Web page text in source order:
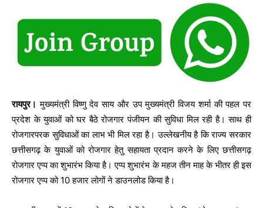
रायपुर। मुख्यमंत्री विष्णु देव साय और उप मुख्यमंत्री विजय शर्मा की पहल पर
प्रदेश के युवाओं को घर बैठे रोजगार पंजीयन की सुविधा मिल रही है। साथ ही
रोजगारपरक सुविधाओं का लाभ भी मिल रहा है। उल्लेखनीय है कि राज्य सरकार
छत्तीसगढ़ के युवाओं को रोजगार हेतु सहायता प्रदान करने के लिए छत्तीसगढ़
रोजगार एप्प का शुभारंभ किया है। एप्प शुभारंभ के महज तीन माह के भीतर ही इस
रोजगार एप्प को 10 हजार लोगों ने डाउनलोड किया है।